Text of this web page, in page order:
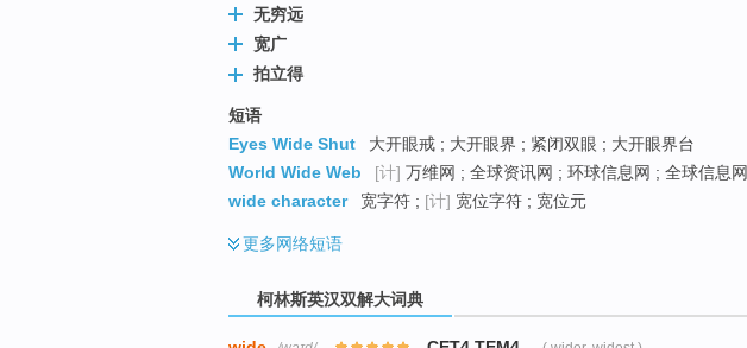
无穷远
宽广
拍立得
短语
Eyes Wide Shut
大开眼戒 ; 大开眼界 ; 紧闭双眼 ; 大开眼界台
World Wide Web
[计] 万维网 ; 全球资讯网 ; 环球信息网 ; 全球信息网
wide character
宽字符 ; [计] 宽位字符 ; 宽位元
更多网络短语
柯林斯英汉双解大词典